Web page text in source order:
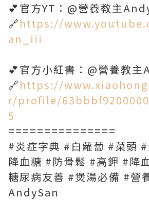
💕官方YT：@營養教主
🔗https://
an_iii
💕官方小紅書：@營養教
🔗https://
r/profile/
5
===============
#炎症字典 #白蘿蔔 #菜頭
降血糖 #防骨鬆 #高鉀 #降
糖尿病友善 #煲湯必備 #營
AndySan